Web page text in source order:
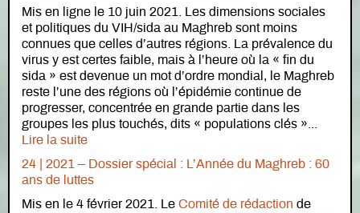
Mis en ligne le 10 juin 2021. Les dimensions sociales
et politiques du VIH/sida au Maghreb sont moins
connues que celles d’autres régions. La prévalence du
virus y est certes faible, mais à l’heure où la « fin du
sida » est devenue un mot d’ordre mondial, le Maghreb
reste l’une des régions où l’épidémie continue de
progresser, concentrée en grande partie dans les
groupes les plus touchés, dits « populations clés »...
Lire la suite
24 | 2021 – Dossier spécial : L’Année du Maghreb : 60
ans de luttes
Mis en le 4 février 2021. Le Comité de rédaction de